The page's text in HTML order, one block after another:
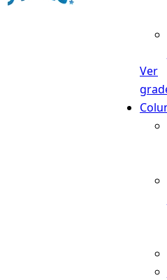
Ver